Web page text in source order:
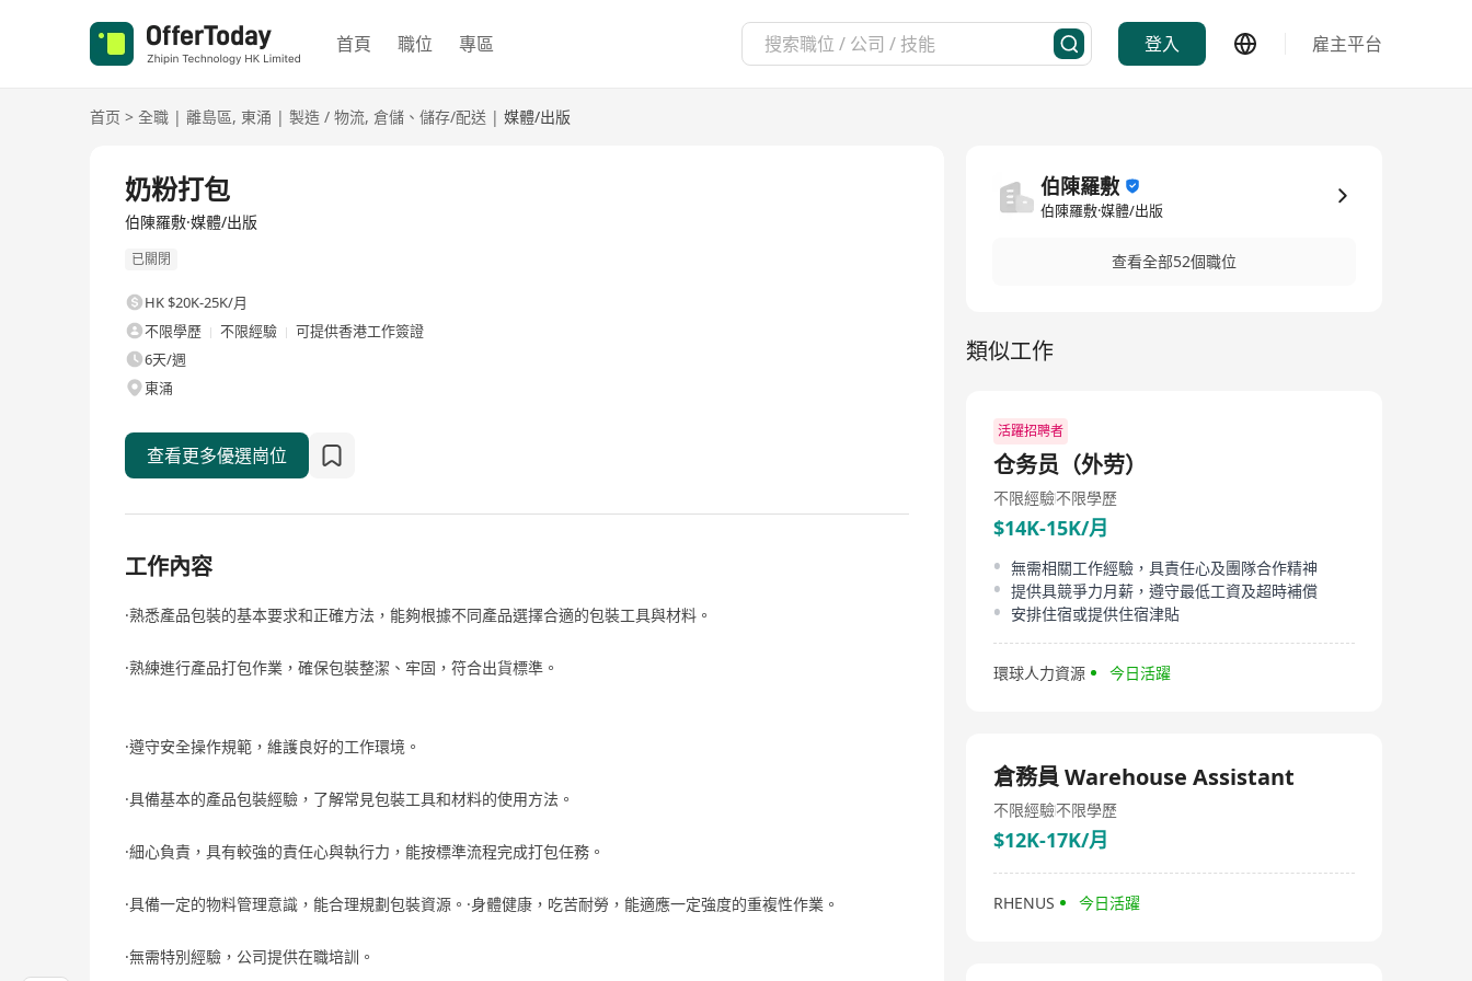
首頁 職位 專區 登入 雇主平台
首页 > 全職 | 離島區, 東涌 | 製造 / 物流, 倉儲、儲存/配送 | 媒體/出版
奶粉打包
伯陳羅敷·媒體/出版
已關閉
HK $20K-25K/月
不限學歷
不限經驗
可提供香港工作簽證
6天/週
東涌
查看更多優選崗位
工作內容
·熟悉產品包裝的基本要求和正確方法，能夠根據不同產品選擇合適的包裝工具與材料。
·熟練進行產品打包作業，確保包裝整潔、牢固，符合出貨標準。
·遵守安全操作規範，維護良好的工作環境。
·具備基本的產品包裝經驗，了解常見包裝工具和材料的使用方法。
·細心負責，具有較強的責任心與執行力，能按標準流程完成打包任務。
·具備一定的物料管理意識，能合理規劃包裝資源。·身體健康，吃苦耐勞，能適應一定強度的重複性作業。
·無需特別經驗，公司提供在職培訓。
伯陳羅敷
伯陳羅敷·媒體/出版
查看全部52個職位
類似工作
活躍招聘者
仓务员（外劳）
不限經驗不限學歷
$14K-15K/月
無需相關工作經驗，具責任心及團隊合作精神
提供具競爭力月薪，遵守最低工資及超時補償
安排住宿或提供住宿津貼
環球人力資源 今日活躍
倉務員 Warehouse Assistant
不限經驗不限學歷
$12K-17K/月
RHENUS 今日活躍